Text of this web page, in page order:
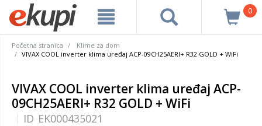
0
Početna stranica
Klime za dom
VIVAX COOL inverter klima uređaj ACP-09CH25AERI+ R32 GOLD + WiFi
VIVAX COOL inverter klima uređaj ACP-
09CH25AERI+ R32 GOLD + WiFi
ID EK000435021